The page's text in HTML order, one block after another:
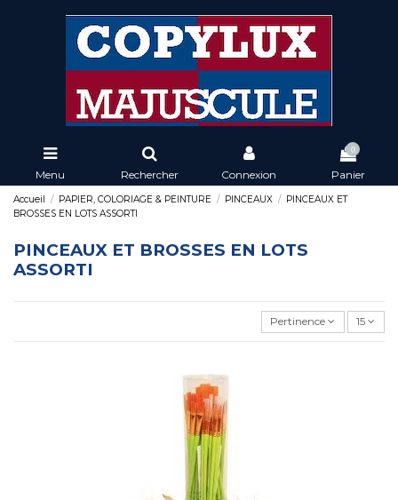
Menu Rechercher Connexion
0
Panier
Accueil PAPIER, COLORIAGE & PEINTURE PINCEAUX
PINCEAUX ET
BROSSES EN LOTS ASSORTI
PINCEAUX ET BROSSES EN LOTS
ASSORTI
Pertinence 15